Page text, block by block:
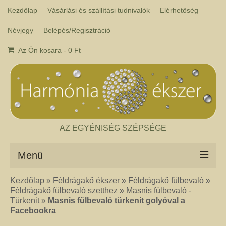
Kezdőlap Vásárlási és szállítási tudnivalók Elérhetőség
Névjegy Belépés/Regisztráció
Az Ön kosara - 0 Ft
AZ EGYÉNISÉG SZÉPSÉGE
Menü
Csakra ékszer
A kézműves csakra ékszer ásványai tulajdonképpen gyógyító kövek, amelyek
a népi hagyományok szerint segítik a csakrák harmónikus működését. Az
ékszerben minden csakrához tartozik egy kristály, és általában a kő színe
Kezdőlap » Féldrágakő ékszer » Féldrágakő fülbevaló »
Féldrágakő fülbevaló szetthez » Masnis fülbevaló -
Türkenit» Masnis fülbevaló türkenit golyóval a
Facebookra